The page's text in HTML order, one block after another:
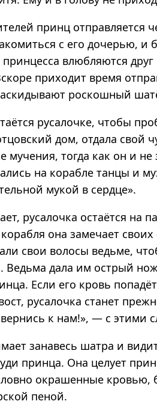
принц отправляется
с его дочерью, и
влюбляются друг
приходит время
роскошный
русалочке, чтобы
дом, отдала свой
мучения, тогда как он и
на корабле танцы и
мукой в сердце».
русалочка остаётся на
она замечает
свои волосы ведьме,
Ведьма дала им острый
Если его кровь
русалочка станет
к нам!», — с этими
занавесь шатра и
принца. Она целует
окрашенные кровью,
пеной.